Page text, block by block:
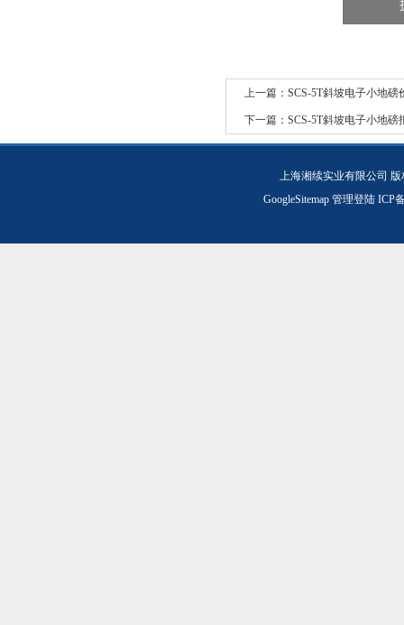
上一篇： SCS-5T斜坡电子小地磅
下一篇： SCS-5T斜坡电子小地磅
上海湘续实业有限公司
GoogleSitemap 管理登陆ICP